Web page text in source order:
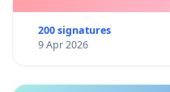
200 signatures
9 Apr 2026